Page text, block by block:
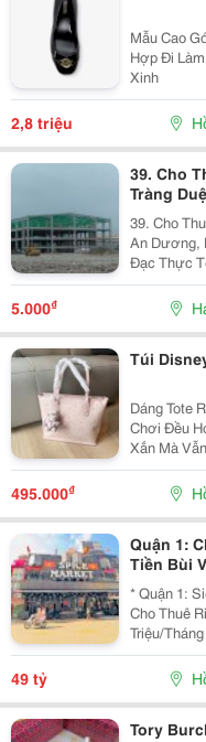
Mẫu Cao
Hợp Đi
Xinh
2,8 triệu
39. Cho
Tràng
39. Cho
An Dương,
Đạc Thực
Pccc Tự
Usd/ M2/
5.000₫
Túi
Dáng Tote
Chơi Đều
Xắn Mà Vẫn Sang. &Bull; Da Dày
&Bull; Hoạ
Kèm
495.000₫
Quận 1:
Tiền Bùi
Hdt
Tại
* Quận 1:
Cho Thuê
Triệu/Tháng -
38M2 -
Tầng -
49 tỷ
Tory